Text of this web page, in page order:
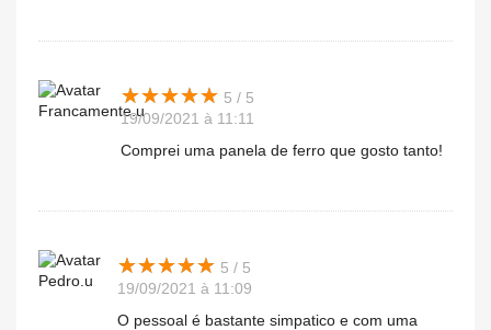
Francamente.u
★★★★★
★★★★★ 5 / 5
19/09/2021 à 11:11
Comprei uma panela de ferro que gosto tanto!
Pedro.u
★★★★★
★★★★★ 5 / 5
19/09/2021 à 11:09
O pessoal é bastante simpatico e com uma